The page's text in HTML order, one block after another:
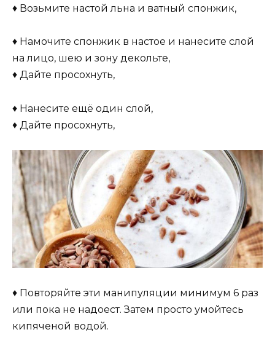
♦ Возьмите настой льна и ватный спонжик,
♦ Намочите спонжик в настое и нанесите слой
на лицо, шею и зону декольте,
♦ Дайте просохнуть,
♦ Нанесите ещё один слой,
♦ Дайте просохнуть,
♦ Повторяйте эти манипуляции минимум 6 раз
или пока не надоест. Затем просто умойтесь
кипяченой водой.